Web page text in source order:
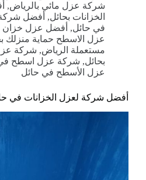
شركة عزل مائي بالرياض,
الخزانات بحائل, أفضل
في حائل, أفضل عزل خزان
عزل الاسطح حماية منزلك
مستعملة الرياض, شركة
بحائل, شركة عزل اسطح
عزل الأسطح في حائل
أفضل شركة لعزل الخزانات في